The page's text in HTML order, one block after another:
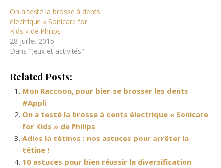
On a testé la brosse à dents
électrique « Sonicare for
Kids » de Philips
28 juillet 2015
Dans "Jeux et activités"
Related Posts:
Mon Raccoon, pour bien se brosser les dents
#Appli
On a testé la brosse à dents électrique « Sonicare
for Kids » de Philips
Adios la tétinos : nos astuces pour arrêter la
tétine !
10 astuces pour bien réussir la diversification